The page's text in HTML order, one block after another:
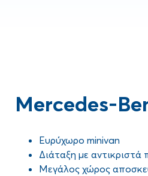
Mercedes-
Ευρύχωρο minivan
Διάταξη με
Μεγάλος χώρος